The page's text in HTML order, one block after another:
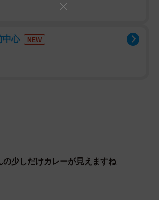
中心 NEW
少しだけカレーが見えますね